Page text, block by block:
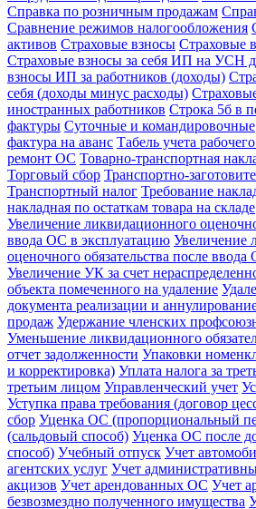
Справка по розничным продажам
Сравнение режимов налогообложения
активов Страховые взносы Страховые
Страховые взносы за себя ИП на УСН
взносы ИП за работников (доходы)
себя (доходы минус расходы)
иностранных работников Строка 5б в
фактуры Суточные и командировочные
фактура на аванс Табель учета
ремонт ОС Товарно-транспортная
Торговый сбор Транспортно-
Транспортный налог Требование
накладная по остаткам товара на складе
Увеличение ликвидационного
ввода ОС в эксплуатацию Увеличение
оценочного обязательства после
Увеличение УК за счет
объекта помеченного на удаление
документа реализации и
продаж Удержание членских
Уменьшение ликвидационного
отчет задолженности Упаковки
и корректировка) Уплата налога за
третьим лицом Управленческий учет
Уступка права требования (договор
сбор Уценка ОС (пропорциональный
(сальдовый способ) Уценка ОС после
способ) Учебный отпуск Учет
агентских услуг Учет
акцизов Учет арендованных ОС Учет
безвозмездно полученного имущества